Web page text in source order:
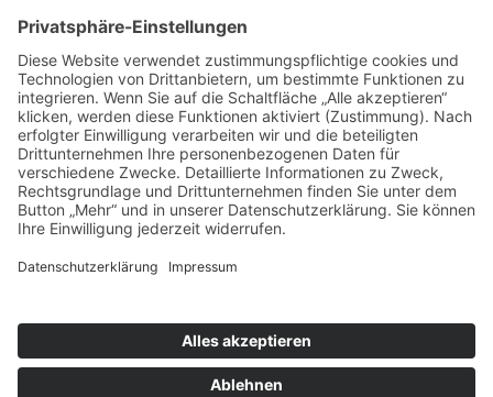
Webdesign